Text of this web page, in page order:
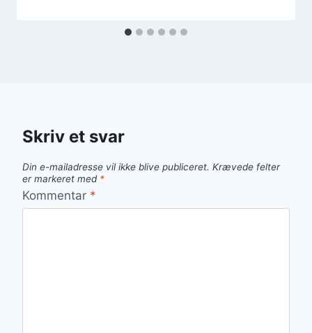
Skriv et svar
Din e-mailadresse vil ikke blive publiceret. Krævede felter
er markeret med *
Kommentar *